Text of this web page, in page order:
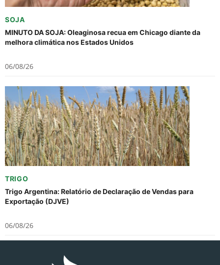
SOJA
MINUTO DA SOJA: Oleaginosa recua em Chicago diante da
melhora climática nos Estados Unidos
06/08/26
TRIGO
Trigo Argentina: Relatório de Declaração de Vendas para
Exportação (DJVE)
06/08/26